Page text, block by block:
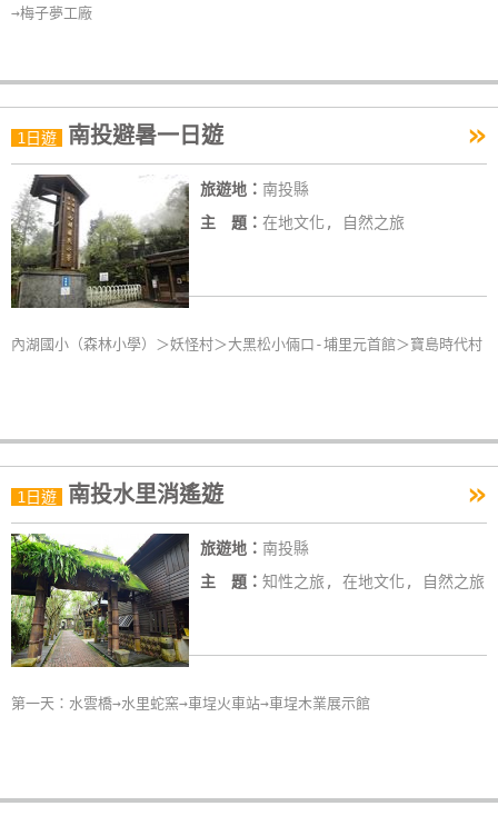
→梅子夢工廠
1日遊 南投避暑一日遊 »
旅遊地： 南投縣
主 題： 在地文化, 自然之旅
內湖國小（森林小學）＞妖怪村＞大黑松小倆口-埔里元首館＞寶島時代村
1日遊 南投水里消遙遊 »
旅遊地： 南投縣
主 題： 知性之旅, 在地文化, 自然之旅
第一天：水雲橋→水里蛇窯→車埕火車站→車埕木業展示館